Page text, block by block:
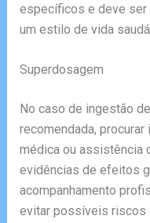
específicos e deve
um estilo de vida
Superdosagem
No caso de ingestão
recomendada,
médica ou assistência
evidências de efeitos
acompanhamento
evitar possíveis riscos